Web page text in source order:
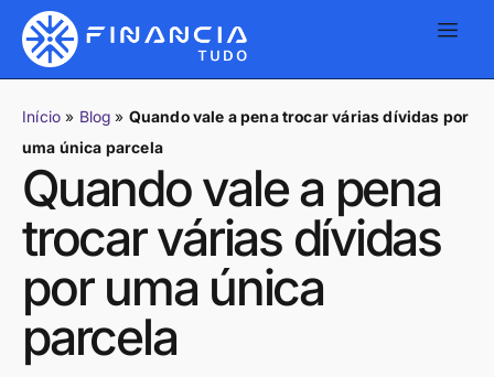
Início » Blog » Quando vale a pena trocar várias dívidas por
uma única parcela
Quando vale a pena
trocar várias dívidas
por uma única
parcela